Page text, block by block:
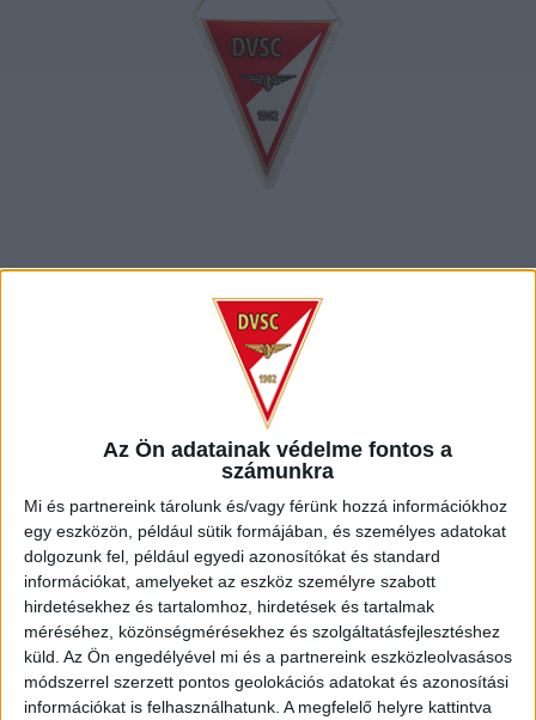
Az Ön adatainak védelme fontos a
számunkra
Mi és partnereink tárolunk és/vagy férünk hozzá információkhoz
egy eszközön, például sütik formájában, és személyes adatokat
dolgozunk fel, például egyedi azonosítókat és standard
információkat, amelyeket az eszköz személyre szabott
hirdetésekhez és tartalomhoz, hirdetések és tartalmak
méréséhez, közönségmérésekhez és szolgáltatásfejlesztéshez
küld. Az Ön engedélyével mi és a partnereink eszközleolvasásos
módszerrel szerzett pontos geolokációs adatokat és azonosítási
információkat is felhasználhatunk. A megfelelő helyre kattintva
DVSC CÍMER
ALAKÚ ZÁSZLÓ
5.990Ft–8.990FtÁrtartomány:
5.990 Ft
-
Méret